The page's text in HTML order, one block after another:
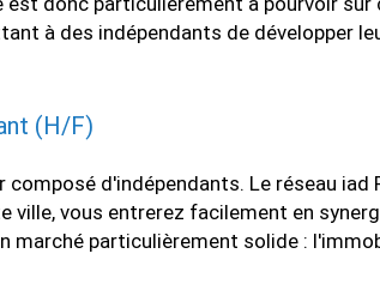
à des indépendants de développer
(H/F)
composé d'indépendants. Le réseau
ville, vous entrerez facilement en
particulièrement solide :